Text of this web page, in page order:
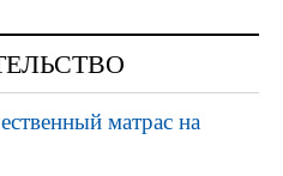
матрас на